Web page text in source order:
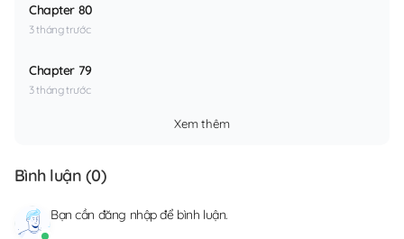
Chapter 80
3 tháng trước
Chapter 79
3 tháng trước
Xem thêm
Bình luận (0)
Bạn cần đăng nhậpđể bình luận.